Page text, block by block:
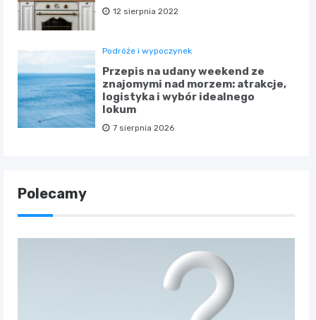
12 sierpnia 2022
Podróże i wypoczynek
Przepis na udany weekend ze
znajomymi nad morzem: atrakcje,
logistyka i wybór idealnego
lokum
7 sierpnia 2026
Polecamy